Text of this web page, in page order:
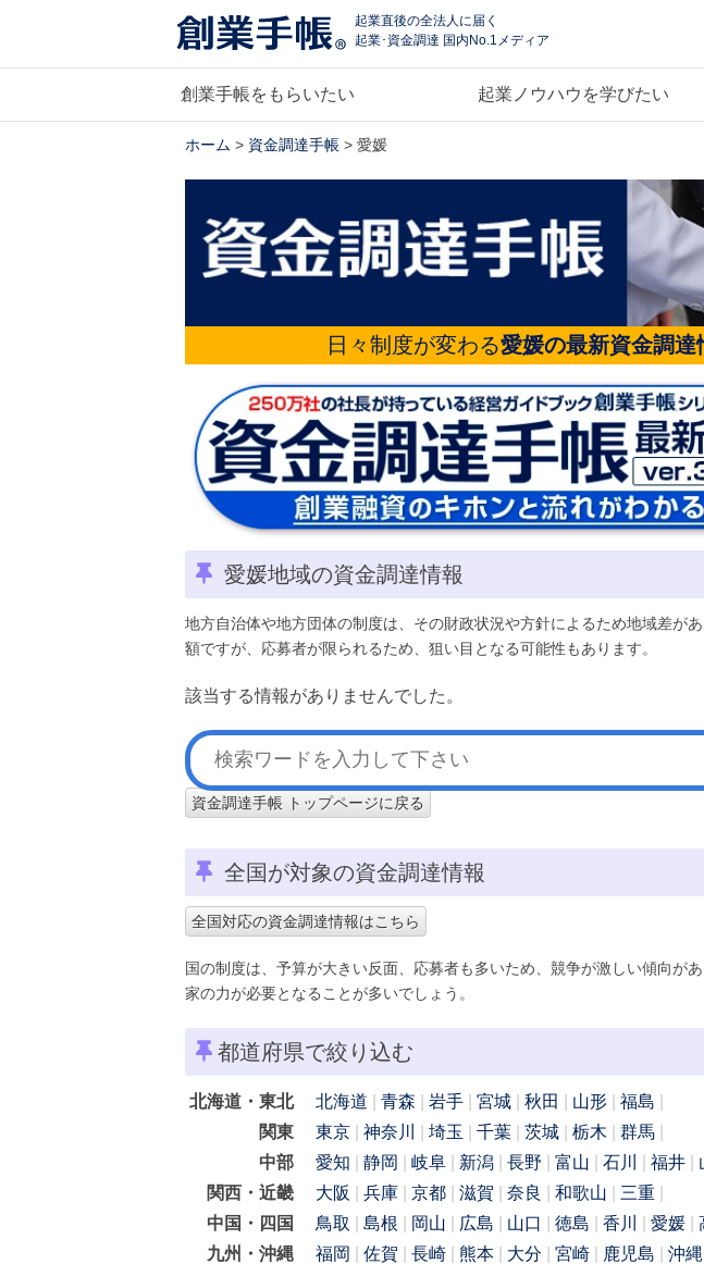
起業直後の全法人に届く
起業･資金調達 国内No.1メディア
創業手帳をもらいたい 起業ノウハウを学びたい
ホーム > 資金調達手帳 > 愛媛
日々制度が変わる愛媛の最新資金調達
愛媛地域の資金調達情報
地方自治体や地方団体の制度は、その財政状況や方針によるため地域差が
額ですが、応募者が限られるため、狙い目となる可能性もあります。
該当する情報がありませんでした。
資金調達手帳 トップページに戻る
全国が対象の資金調達情報
全国対応の資金調達情報はこちら
国の制度は、予算が大きい反面、応募者も多いため、競争が激しい傾向が
家の力が必要となることが多いでしょう。
都道府県で絞り込む
北海道・東北 北海道 青森 岩手 宮城 秋田 山形
福島
関東
東京 神奈川 埼玉 千葉 茨城 栃木
群馬
中部
愛知 静岡 岐阜 新潟 長野 富山 石川 福井
関西・近畿
大阪 兵庫 京都 滋賀 奈良 和歌山
三重
中国・四国
鳥取 島根 岡山 広島 山口 徳島 香川 愛媛
九州・沖縄
福岡 佐賀 長崎 熊本 大分 宮崎 鹿児島 沖縄